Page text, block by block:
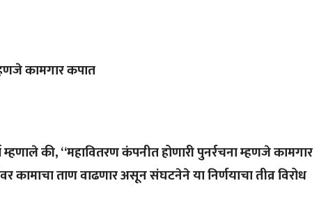
कामगार कपात
की, “महावितरण कंपनीत होणारी पुनर्रचना म्हणजे कामगार
कामाचा ताण वाढणार असून संघटनेने या निर्णयाचा तीव्र विरोध